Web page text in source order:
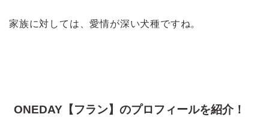
家族に対しては、愛情が深い犬種ですね。
ONEDAY【フラン】のプロフィールを紹介！